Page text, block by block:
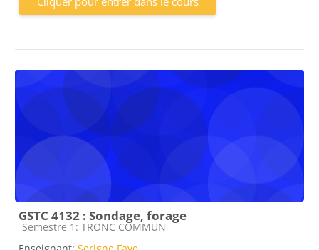
GSTC 4132 : Sondage, forage
Catégorie de cours
Semestre 1: TRONC COMMUN